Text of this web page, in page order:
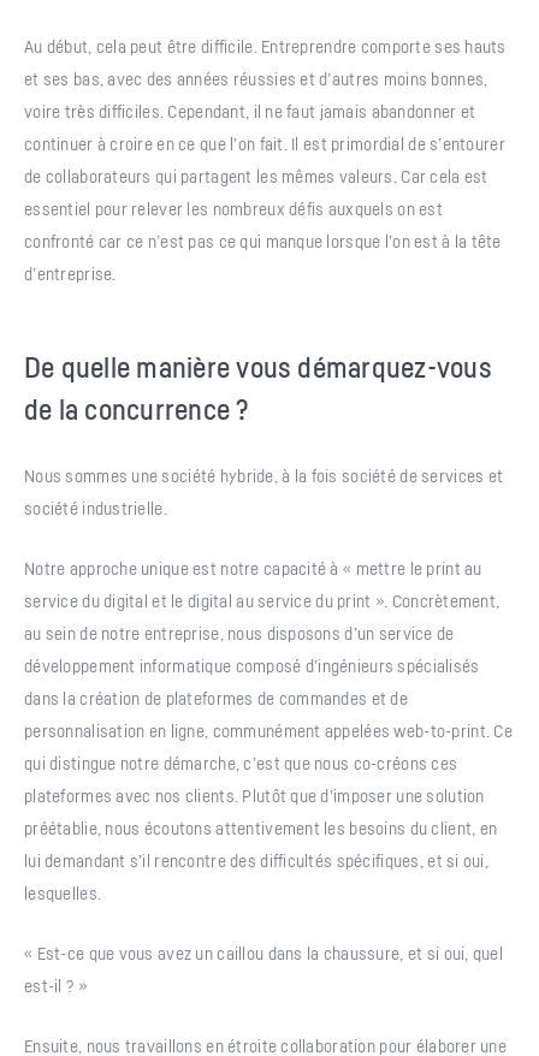
Au début, cela peut être difficile. Entreprendre comporte ses hauts
et ses bas, avec des années réussies et d’autres moins bonnes,
voire très difficiles. Cependant, il ne faut jamais abandonner et
continuer à croire en ce que l’on fait. Il est primordial de s’entourer
de collaborateurs qui partagent les mêmes valeurs. Car cela est
essentiel pour relever les nombreux défis auxquels on est
confronté car ce n’est pas ce qui manque lorsque l’on est à la tête
d’entreprise.
De quelle manière vous démarquez-vous
de la concurrence ?
Nous sommes une société hybride, à la fois société de services et
société industrielle.
Notre approche unique est notre capacité à « mettre le print au
service du digital et le digital au service du print ». Concrètement,
au sein de notre entreprise, nous disposons d’un service de
développement informatique composé d’ingénieurs spécialisés
dans la création de plateformes de commandes et de
personnalisation en ligne, communément appelées web-to-print. Ce
qui distingue notre démarche, c’est que nous co-créons ces
plateformes avec nos clients. Plutôt que d’imposer une solution
préétablie, nous écoutons attentivement les besoins du client, en
lui demandant s’il rencontre des difficultés spécifiques, et si oui,
lesquelles.
« Est-ce que vous avez un caillou dans la chaussure, et si oui, quel
est-il ? »
Ensuite, nous travaillons en étroite collaboration pour élaborer une